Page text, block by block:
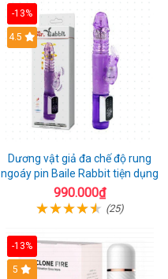
-13%
4.5
Dương vật giả đa chế độ rung
ngoáy pin Baile Rabbit tiện dụng
990.000₫
(25)
-13%
5